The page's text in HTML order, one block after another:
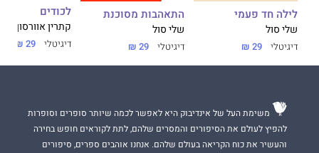
לילה חד פעמי
שלי סול
דיגיטלי 29 ₪
התאהבות מסוכנת
שלי סול
דיגיטלי 29 ₪
לכודים
קתרין אוורסון
דיגיטלי 29 ₪
משימת העל של אינדיבוק היא לאפשר לכמה שיותר סופרים וסופרות
להפיץ לעולם את הסיפורים והמסרים שלהם, לתת לקוראים חופש בחירה
והעשיר את כוח הקריאה בעולם שלהם. אנחנו אוהבים ספרים, סיפורים